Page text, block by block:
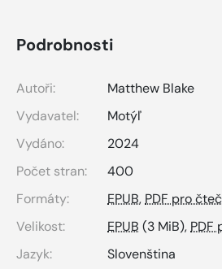
Podrobnosti
Autoři:
Matthew Blake
Vydavatel:
Motýľ
Vydáno:
2024
Počet stran:
400
Formáty:
EPUB,PDF pro
Velikost:
EPUB (3 MiB),PDF
Jazyk:
Slovenština